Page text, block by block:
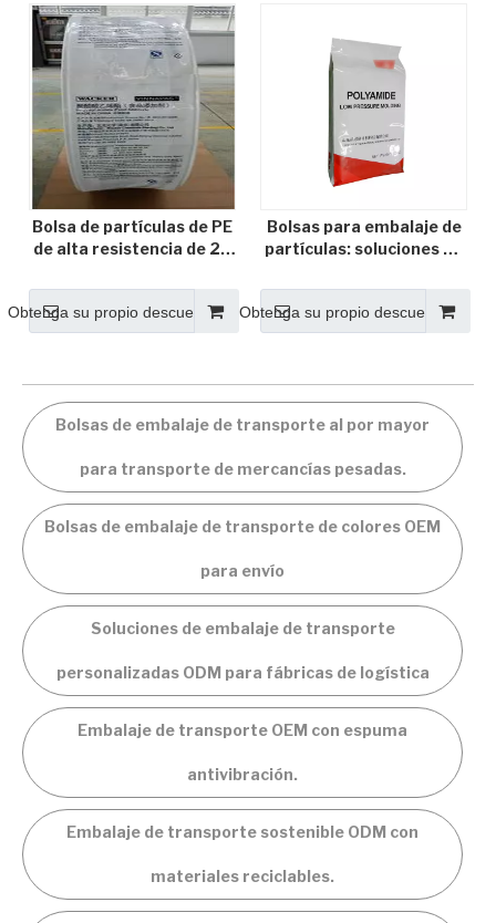
Bolsa de partículas de PE
de alta resistencia de 25
inteligente, reciclaje y
prevención de fugas de
alta resistencia diseñado
transporte seguros de
materias primas
industriales
Obtenga su propio descuento
Bolsas para embalaje de
partículas: soluciones de
versátiles y respetuosas
con el medio ambiente
para el almacenamiento y
Obtenga su propio descuento
Bolsas de embalaje de transporte al por mayor
para transporte de mercancías pesadas.
Bolsas de embalaje de transporte de colores OEM
para envío
Soluciones de embalaje de transporte
personalizadas ODM para fábricas de logística
Embalaje de transporte OEM con espuma
antivibración.
Embalaje de transporte sostenible ODM con
materiales reciclables.